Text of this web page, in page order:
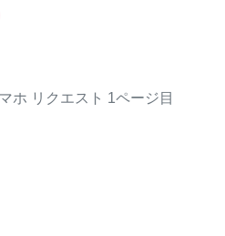
ホ リクエスト 1ページ目